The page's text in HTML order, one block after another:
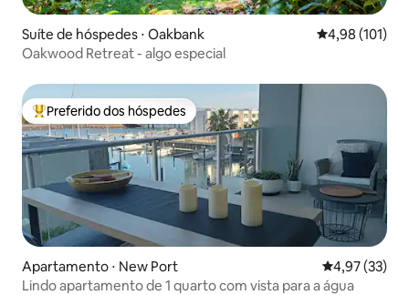
Suíte de hóspedes ⋅ Oakbank 4,98 de uma
4,98 (101)
Oakwood Retreat - algo especial
Entre os melhores preferidos dos hóspedes
Preferido dos hóspedes
Apartamento ⋅ New Port 4,97 de uma
4,97 (33)
Lindo apartamento de 1 quarto com vista para a água